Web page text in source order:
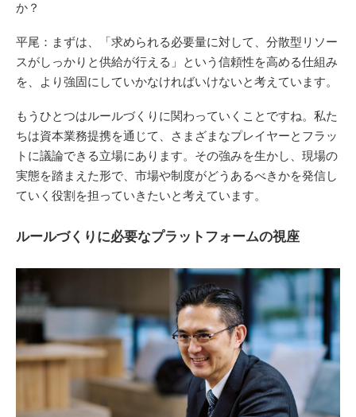
か？
平尾：まずは、「求められる必要量に対して、分散型リソー
スがしっかりと供給が行える」という信頼性を高める仕組み
を、より強固にしていかなければいけないと考えています。
もうひとつはルールづくりに関わっていくことですね。私た
ちは資本業務提携を通じて、さまざまなプレイヤーとフラッ
トに議論できる立場にあります。その強みを生かし、現場の
実態を踏まえた形で、市場や制度がどうあるべきかを発信し
ていく役割を担っていきたいと考えています。
ルールづくりに必要なプラットフォームの視座